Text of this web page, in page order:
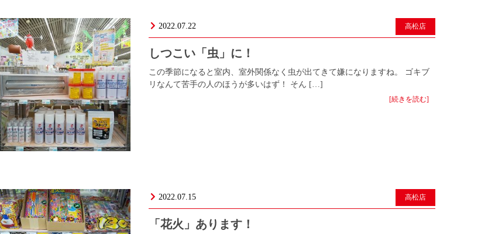
2022.07.22 高松店
しつこい「虫」に！
この季節になると室内、室外関係なく虫が出てきて嫌になりますね。 ゴキブ
リなんて苦手の人のほうが多いはず！ そん […]
[続きを読む]
2022.07.15 高松店
「花火」あります！